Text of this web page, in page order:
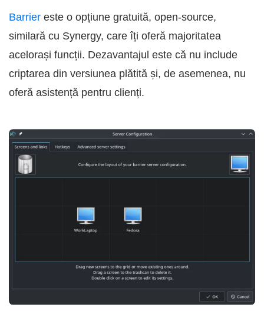
Barrier este o opțiune gratuită, open-source,
similară cu Synergy, care îți oferă majoritatea
acelorași funcții. Dezavantajul este că nu include
criptarea din versiunea plătită și, de asemenea, nu
oferă asistență pentru clienți.